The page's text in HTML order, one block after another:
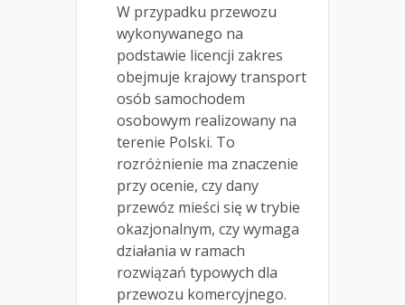
W przypadku przewozu
wykonywanego na
podstawie licencji zakres
obejmuje krajowy transport
osób samochodem
osobowym realizowany na
terenie Polski. To
rozróżnienie ma znaczenie
przy ocenie, czy dany
przewóz mieści się w trybie
okazjonalnym, czy wymaga
działania w ramach
rozwiązań typowych dla
przewozu komercyjnego.